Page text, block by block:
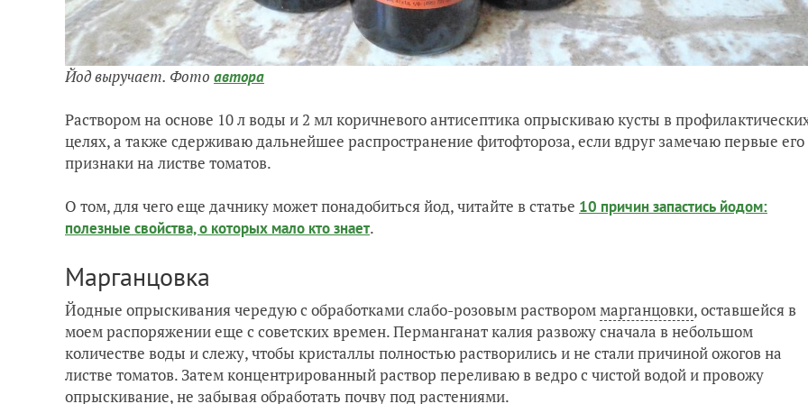
Йод выручает. Фото автора
Раствором на основе 10 л воды и 2 мл коричневого антисептика опрыскиваю кусты в
целях, а также сдерживаю дальнейшее распространение фитофтороза, если вдруг замечаю первые его
признаки на листве томатов.
О том, для чего еще дачнику может понадобиться йод, читайте в статье 10 причин запастись йодом:
полезные свойства, о которых мало кто знает.
Марганцовка
Йодные опрыскивания чередую с обработками слабо-розовым раствороммарганцовки, оставшейся в
моем распоряжении еще с советских времен. Перманганат калия развожу сначала в небольшом
количестве воды и слежу, чтобы кристаллы полностью растворились и не стали причиной ожогов на
листве томатов. Затем концентрированный раствор переливаю в ведро с чистой водой и провожу
опрыскивание, не забывая обработать почву под растениями.